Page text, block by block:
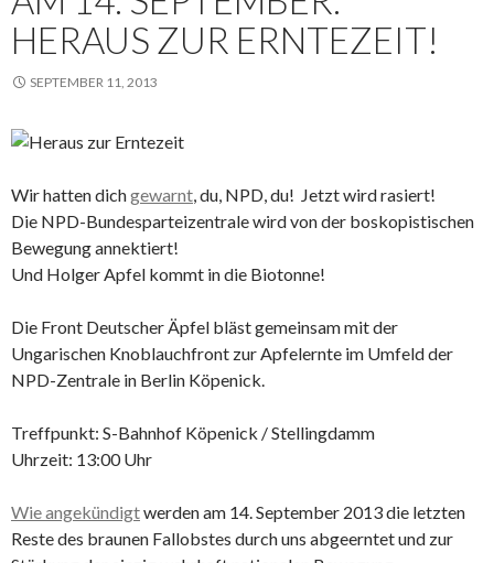
HERAUS ZUR ERNTEZEIT!
SEPTEMBER 11, 2013
Wir hatten dichgewarnt , du, NPD, du! Jetzt wird rasiert!
Die NPD-Bundesparteizentrale wird von der boskopistischen
Bewegung annektiert!
Und Holger Apfel kommt in die Biotonne!
Die Front Deutscher Äpfel bläst gemeinsam mit der
Ungarischen Knoblauchfront zur Apfelernte im Umfeld der
NPD-Zentrale in Berlin Köpenick.
Treffpunkt: S-Bahnhof Köpenick / Stellingdamm
Uhrzeit: 13:00 Uhr
Wie angekündigtwerden am 14. September 2013 die letzten
Reste des braunen Fallobstes durch uns abgeerntet und zur